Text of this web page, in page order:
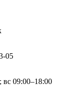
05
вс 09:00–18:00